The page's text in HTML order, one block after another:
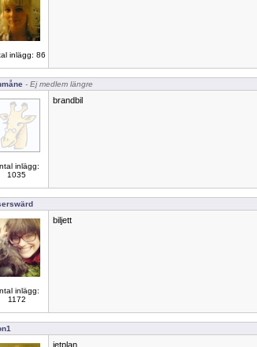
inlägg: 86
- Ej medlem längre
inlägg:
1035
brandbil
inlägg:
1172
biljett
jetplan